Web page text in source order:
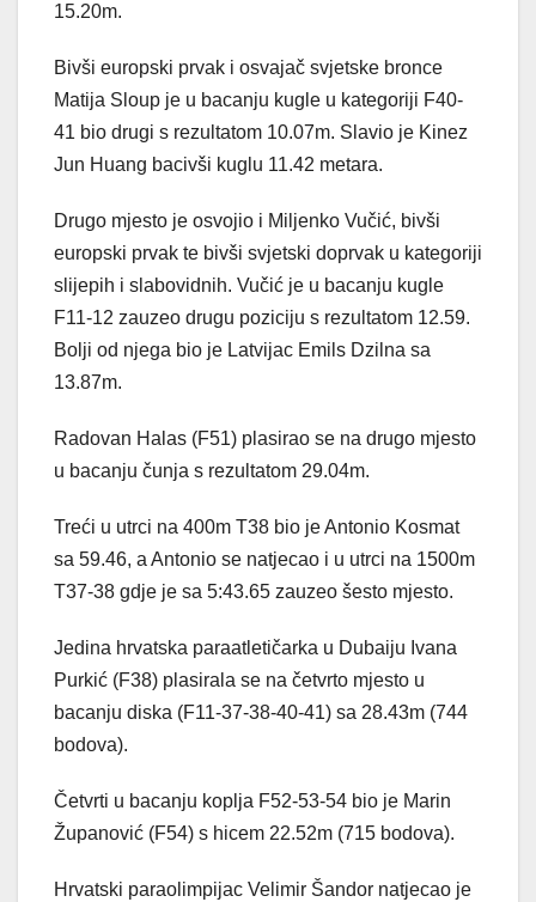
15.20m.
Bivši europski prvak i osvajač svjetske bronce
Matija Sloup je u bacanju kugle u kategoriji F40-
41 bio drugi s rezultatom 10.07m. Slavio je Kinez
Jun Huang bacivši kuglu 11.42 metara.
Drugo mjesto je osvojio i Miljenko Vučić, bivši
europski prvak te bivši svjetski doprvak u kategoriji
slijepih i slabovidnih. Vučić je u bacanju kugle
F11-12 zauzeo drugu poziciju s rezultatom 12.59.
Bolji od njega bio je Latvijac Emils Dzilna sa
13.87m.
Radovan Halas (F51) plasirao se na drugo mjesto
u bacanju čunja s rezultatom 29.04m.
Treći u utrci na 400m T38 bio je Antonio Kosmat
sa 59.46, a Antonio se natjecao i u utrci na 1500m
T37-38 gdje je sa 5:43.65 zauzeo šesto mjesto.
Jedina hrvatska paraatletičarka u Dubaiju Ivana
Purkić (F38) plasirala se na četvrto mjesto u
bacanju diska (F11-37-38-40-41) sa 28.43m (744
bodova).
Četvrti u bacanju koplja F52-53-54 bio je Marin
Županović (F54) s hicem 22.52m (715 bodova).
Hrvatski paraolimpijac Velimir Šandor natjecao je